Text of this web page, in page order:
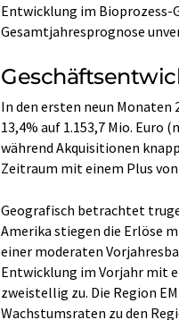
Entwicklung im Bioprozess-
Gesamtjahresprognose
In den ersten neun
13,4% auf 1.153,7 Mio. Euro
während Akquisitionen
Zeitraum mit einem Plus
Geografisch betrachtet
Amerika stiegen die Erlöse
einer moderaten
Entwicklung im Vorjahr mit
zweistellig zu. Die Region
Wachstumsraten zu den